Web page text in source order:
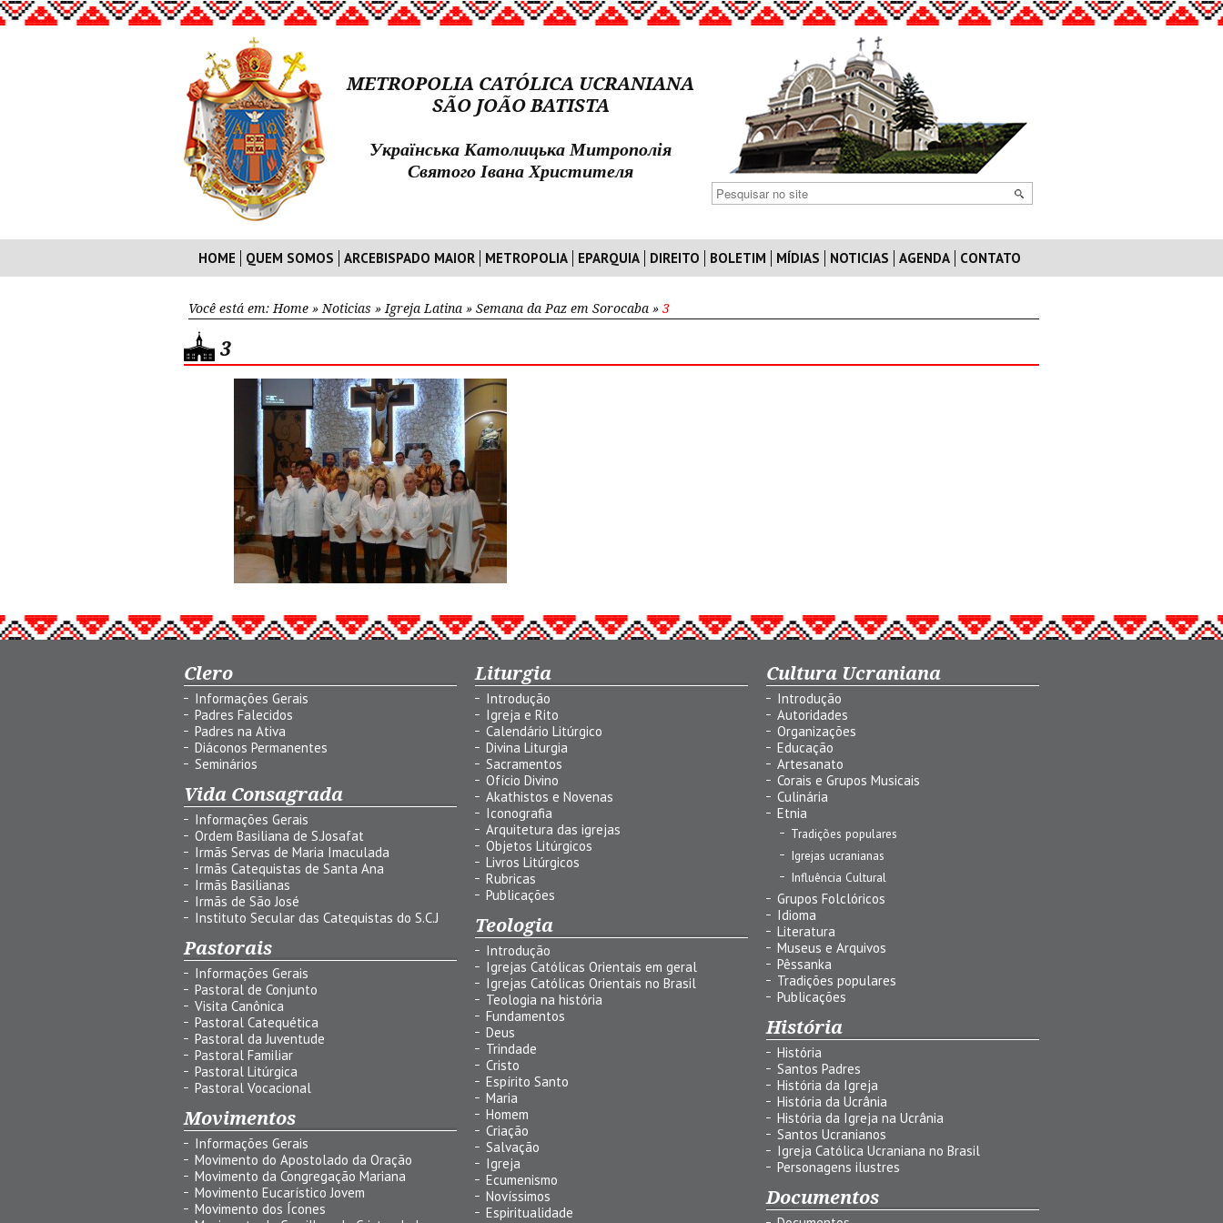
METROPOLIA CATÓLICA UCRANIANA
SÃO JOÃO BATISTA
Українська Католицька Митрополія
Святого Івана Христителя
HOME QUEM SOMOS ARCEBISPADO MAIOR METROPOLIA EPARQUIA DIREITO BOLETIM MÍDIAS NOTICIAS AGENDA CONTATO
Você está em: Home » Noticias » Igreja Latina » Semana da Paz em Sorocaba » 3
3
Clero
Informações Gerais
Padres Falecidos
Padres na Ativa
Diáconos Permanentes
Seminários
Vida Consagrada
Informações Gerais
Ordem Basiliana de S.Josafat
Irmãs Servas de Maria Imaculada
Irmãs Catequistas de Santa Ana
Irmãs Basilianas
Irmãs de São José
Instituto Secular das Catequistas do S.C.J
Pastorais
Informações Gerais
Pastoral de Conjunto
Visita Canônica
Pastoral Catequética
Pastoral da Juventude
Pastoral Familiar
Pastoral Litúrgica
Pastoral Vocacional
Movimentos
Informações Gerais
Movimento do Apostolado da Oração
Movimento da Congregação Mariana
Movimento Eucarístico Jovem
Movimento dos Ícones
Liturgia
Introdução
Igreja e Rito
Calendário Litúrgico
Divina Liturgia
Sacramentos
Ofício Divino
Akathistos e Novenas
Iconografia
Arquitetura das igrejas
Objetos Litúrgicos
Livros Litúrgicos
Rubricas
Publicações
Teologia
Introdução
Igrejas Católicas Orientais em geral
Igrejas Católicas Orientais no Brasil
Teologia na história
Fundamentos
Deus
Trindade
Cristo
Espírito Santo
Maria
Homem
Criação
Salvação
Igreja
Ecumenismo
Novíssimos
Espiritualidade
Cultura Ucraniana
Introdução
Autoridades
Organizações
Educação
Artesanato
Corais e Grupos Musicais
Culinária
Etnia
Tradições populares
Igrejas ucranianas
Influência Cultural
Grupos Folclóricos
Idioma
Literatura
Museus e Arquivos
Pêssanka
Tradições populares
Publicações
História
História
Santos Padres
História da Igreja
História da Ucrânia
História da Igreja na Ucrânia
Santos Ucranianos
Igreja Católica Ucraniana no Brasil
Personagens ilustres
Documentos